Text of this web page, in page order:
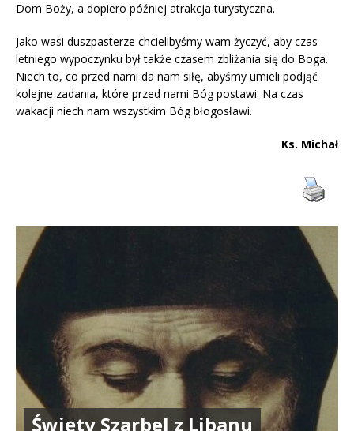
Dom Boży, a dopiero później atrakcja turystyczna.
Jako wasi duszpasterze chcielibyśmy wam życzyć, aby czas
letniego wypoczynku był także czasem zbliżania się do Boga.
Niech to, co przed nami da nam siłę, abyśmy umieli podjąć
kolejne zadania, które przed nami Bóg postawi. Na czas
wakacji niech nam wszystkim Bóg błogosławi.
Ks. Michał
Święty Szarbel z Libanu